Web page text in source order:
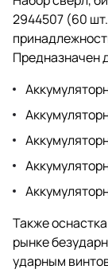
2944507 (60
Предназначен
Также
рынке
ударным